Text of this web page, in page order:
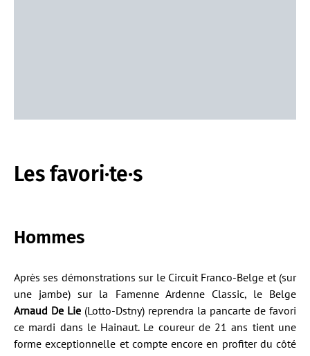
Les favori·te·s
Hommes
Après ses démonstrations sur le Circuit Franco-Belge et (sur
une jambe) sur la Famenne Ardenne Classic, le Belge
Arnaud De Lie (Lotto-Dstny) reprendra la pancarte de favori
ce mardi dans le Hainaut. Le coureur de 21 ans tient une
forme exceptionnelle et compte encore en profiter du côté